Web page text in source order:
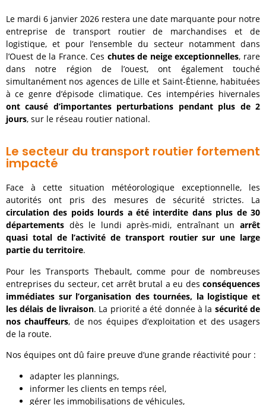
Le mardi 6 janvier 2026 restera une date marquante pour notre
entreprise de transport routier de marchandises et de
logistique, et pour l’ensemble du secteur notamment dans
l’Ouest de la France. Ces chutes de neige exceptionnelles, rare
dans notre région de l’ouest, ont également touché
simultanément nos agences de Lille et Saint-Étienne, habituées
à ce genre d’épisode climatique. Ces intempéries hivernales
ont causé d’importantes perturbations pendant plus de 2
jours, sur le réseau routier national.
Le secteur du transport routier fortement
impacté
Face à cette situation météorologique exceptionnelle, les
autorités ont pris des mesures de sécurité strictes. La
circulation des poids lourds a été interdite dans plus de 30
départements dès le lundi après-midi, entraînant unarrêt
quasi total de l’activité de transport routier sur une large
partie du territoire.
Pour les Transports Thebault, comme pour de nombreuses
entreprises du secteur, cet arrêt brutal a eu des conséquences
immédiates sur l’organisation des tournées, la logistique et
les délais de livraison. La priorité a été donnée à la sécurité de
nos chauffeurs, de nos équipes d’exploitation et des usagers
de la route.
Nos équipes ont dû faire preuve d’une grande réactivité pour :
adapter les plannings,
informer les clients en temps réel,
gérer les immobilisations de véhicules,